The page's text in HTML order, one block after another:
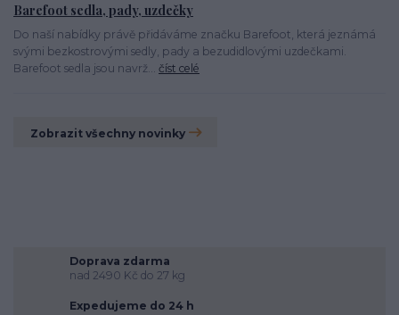
Barefoot sedla, pady, uzdečky
Do naší nabídky právě přidáváme značku Barefoot, která jeznámá
svými bezkostrovými sedly, pady a bezudidlovými uzdečkami.
Barefoot sedla jsou navrž... číst celé
Zobrazit všechny novinky
Doprava zdarma
nad 2490 Kč do 27 kg
Expedujeme do 24 h